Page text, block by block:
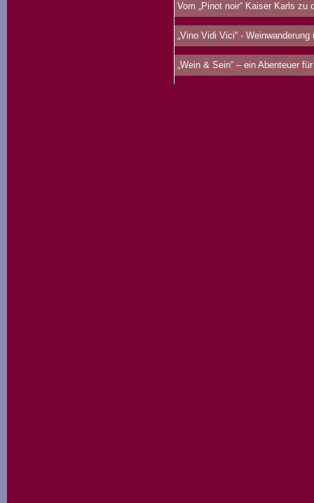
Vom „Pinot noir“ Kaiser Karls zu
„Vino Vidi Vici“ -
„Wein & Sein“ – ein Abenteuer